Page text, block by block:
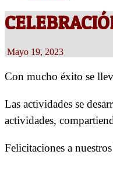
Mayo 19, 2023
Con mucho éxito se
Las actividades se
actividades,
Felicitaciones a